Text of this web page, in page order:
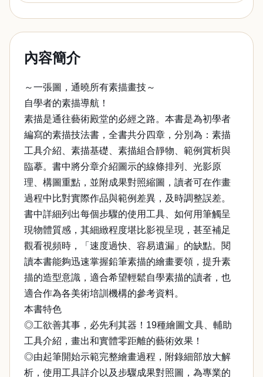
內容簡介
～一張圖，通曉所有素描畫技～
自學者的素描導航！
素描是通往藝術殿堂的必經之路。本書是為初學者
編寫的素描技法書，全書共分四章，分別為：素描
工具介紹、素描基礎、素描組合靜物、範例賞析與
臨摹。書中將分章介紹圖示的線條排列、光影原
理、構圖重點，並附成果對照縮圖，讀者可在作畫
過程中比對實際作品與範例差異，及時調整誤差。
書中詳細列出每個步驟的使用工具、如何用筆觸呈
現物體質感，其細緻程度堪比影視呈現，甚至補足
觀看視頻時，「速度過快、容易遺漏」的缺點。閱
讀本書能夠迅速掌握鉛筆素描的繪畫要領，提升素
描的造型意識，適合希望輕鬆自學素描的讀者，也
適合作為各美術培訓機構的參考資料。
本書特色
◎工欲善其事，必先利其器！19種繪圖文具、輔助
工具介紹，畫出和實體零距離的藝術效果！
◎由起筆開始示範完整繪畫過程，附錄細部放大解
析，使用工具詳介以及步驟成果對照圖，為專業的